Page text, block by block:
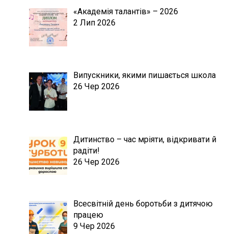
«Академія талантів» – 2026
2 Лип 2026
Випускники, якими пишається школа
26 Чер 2026
Дитинство – час мріяти, відкривати й
радіти!
26 Чер 2026
Всесвітній день боротьби з дитячою
працею
9 Чер 2026